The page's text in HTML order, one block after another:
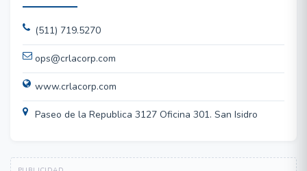
(511) 719.5270
ops@crlacorp.com
www.crlacorp.com
Paseo de la Republica 3127 Oficina 301. San Isidro